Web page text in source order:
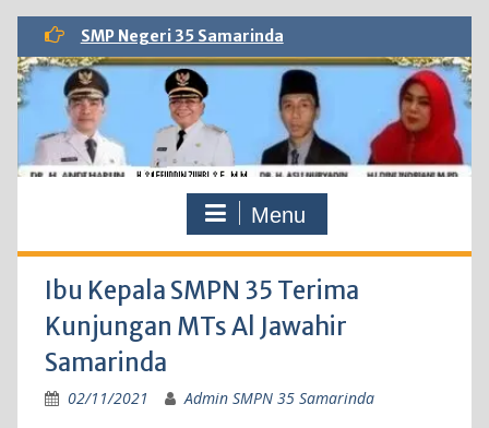
Skip
content
SMP Negeri 35 Samarinda
Menu
Ibu Kepala SMPN 35 Terima
Kunjungan MTs Al Jawahir
Samarinda
02/11/2021 Admin SMPN 35 Samarinda